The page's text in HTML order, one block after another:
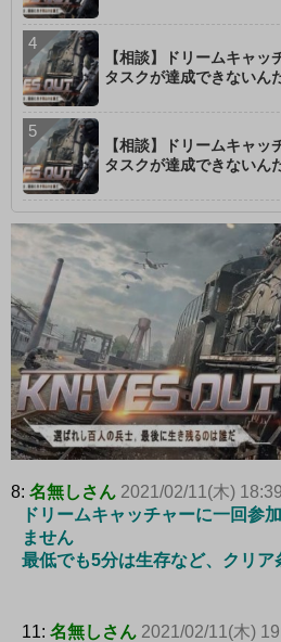
【相談】ドリームキャッ
タスクが達成できないん
【相談】ドリームキャッ
タスクが達成できないん
8: 名無しさん 2021/02/11(木)
ドリームキャッチャーに一回参
ません
最低でも5分は生存など、クリア
11: 名無しさん 2021/02/11(木)